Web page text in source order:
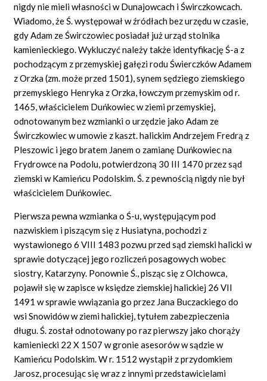
nigdy nie mieli własności w Dunajowcach i Świrczkowcach.
Wiadomo, że Ś. występował w źródłach bez urzędu w czasie,
gdy Adam ze Świrczowiec posiadał już urząd stolnika
kamienieckiego. Wykluczyć należy także identyfikację Ś-a z
pochodzącym z przemyskiej gałęzi rodu Świerczków Adamem
z Orzka (zm. może przed 1501), synem sędziego ziemskiego
przemyskiego Henryka z Orzka, łowczym przemyskim od r.
1465, właścicielem Duńkowiec w ziemi przemyskiej,
odnotowanym bez wzmianki o urzędzie jako Adam ze
Świrczkowiec w umowie z kaszt. halickim Andrzejem Fredrą z
Pleszowic i jego bratem Janem o zamianę Duńkowiec na
Frydrowce na Podolu, potwierdzoną 30 III 1470 przez sąd
ziemski w Kamieńcu Podolskim. Ś. z pewnością nigdy nie był
właścicielem Duńkowiec.
Pierwsza pewna wzmianka o Ś-u, występującym pod
nazwiskiem i piszącym się z Husiatyna, pochodzi z
wystawionego 6 VIII 1483 pozwu przed sąd ziemski halicki w
sprawie dotyczącej jego rozliczeń posagowych wobec
siostry, Katarzyny. Ponownie Ś., pisząc się z Olchowca,
pojawił się w zapisce w księdze ziemskiej halickiej 26 VII
1491 w sprawie wwiązania go przez Jana Buczackiego do
wsi Snowidów w ziemi halickiej, tytułem zabezpieczenia
długu. Ś. został odnotowany po raz pierwszy jako chorąży
kamieniecki 22 X 1507 w gronie asesorów w sądzie w
Kamieńcu Podolskim. W r. 1512 wystąpił z przydomkiem
Jarosz, procesując się wraz z innymi przedstawicielami